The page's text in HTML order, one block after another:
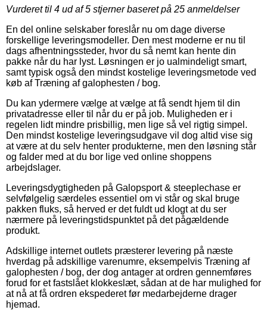
Vurderet til 4 ud af 5 stjerner baseret på 25 anmeldelser
En del online selskaber foreslår nu om dage diverse
forskellige leveringsmodeller. Den mest moderne er nu til
dags afhentningssteder, hvor du så nemt kan hente din
pakke når du har lyst. Løsningen er jo ualmindeligt smart,
samt typisk også den mindst kostelige leveringsmetode ved
køb af Træning af galophesten / bog.
Du kan ydermere vælge at vælge at få sendt hjem til din
privatadresse eller til når du er på job. Muligheden er i
regelen lidt mindre prisbillig, men lige så vel rigtig simpel.
Den mindst kostelige leveringsudgave vil dog altid vise sig
at være at du selv henter produkterne, men den løsning står
og falder med at du bor lige ved online shoppens
arbejdslager.
Leveringsdygtigheden på Galopsport & steeplechase er
selvfølgelig særdeles essentiel om vi står og skal bruge
pakken fluks, så herved er det fuldt ud klogt at du ser
nærmere på leveringstidspunktet på det pågældende
produkt.
Adskillige internet outlets præsterer levering på næste
hverdag på adskillige varenumre, eksempelvis Træning af
galophesten / bog, der dog antager at ordren gennemføres
forud for et fastslået klokkeslæt, sådan at de har mulighed for
at nå at få ordren ekspederet før medarbejderne drager
hjemad.